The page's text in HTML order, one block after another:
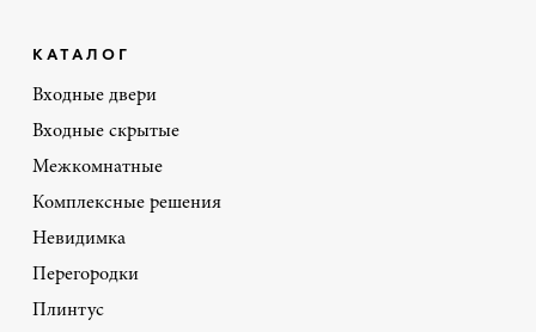
КАТАЛОГ
Входные двери
Входные скрытые
Межкомнатные
Комплексные решения
Невидимка
Перегородки
Плинтус